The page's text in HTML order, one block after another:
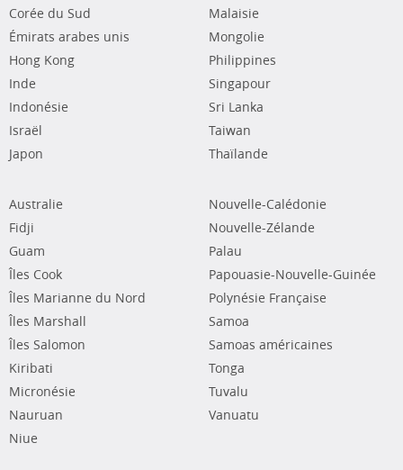
Corée du Sud
Émirats arabes unis
Hong Kong
Inde
Indonésie
Israël
Japon
Malaisie
Mongolie
Philippines
Singapour
Sri Lanka
Taiwan
Thaïlande
Australie
Fidji
Guam
Îles Cook
Îles Marianne du Nord
Îles Marshall
Îles Salomon
Kiribati
Micronésie
Nauruan
Niue
Nouvelle-Calédonie
Nouvelle-Zélande
Palau
Papouasie-Nouvelle-Guinée
Polynésie Française
Samoa
Samoas américaines
Tonga
Tuvalu
Vanuatu